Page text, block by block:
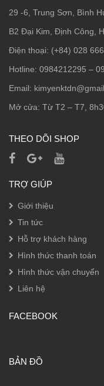
29 -6, Trung Sơn, Bình
B2 Đại Kim, Định Công,
Điện thoại: (+84) 028
Hotline: 0984212295 –
Email:
Mở cửa: Từ T2 – T7,
THEO DÕI SHOP
TRỢ GIÚP
Giới thiệu
Tin tức
Hỗ trợ khách hàng
Hình thức thanh toán
Hình thức vận chuyển
Liên hệ
FACEBOOK
BẢN ĐỒ